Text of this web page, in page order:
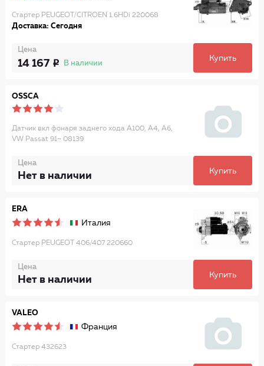
Стартер PEUGEOT/CITROEN 1.6HDi 220068
Доставка: Сегодня
Цена
14 167 В наличии
Купить
OSSCA
Датчик вкл фонаря заднего хода A100, A4, A6,
VW Passat 91~ 08139
Цена
Нет в наличии Купить
ERA
Италия
Стартер PEUGEOT 406/407 220660
Цена
Нет в наличии Купить
VALEO
Франция
Стартер 432623